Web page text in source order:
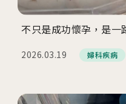
不只是成功懷孕，是一
2026.03.19 婦科疾病